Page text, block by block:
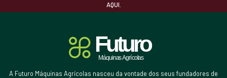
AQUI.
A Futuro Máquinas Agrícolas nasceu da vontade dos seus fundadores de